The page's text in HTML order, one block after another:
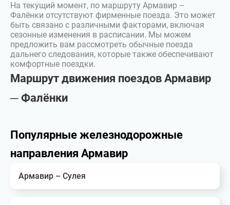
На текущий момент, по маршруту Армавир –
Фалёнки отсутствуют фирменные поезда. Это может
быть связано с различными факторами, включая
сезонные изменения в расписании. Мы можем
предложить вам рассмотреть обычные поезда
дальнего следования, которые также обеспечивают
комфортные поездки.
Маршрут движения поездов Армавир
─ Фалёнки
Популярные железнодорожные
направления Армавир
Армавир – Сулея